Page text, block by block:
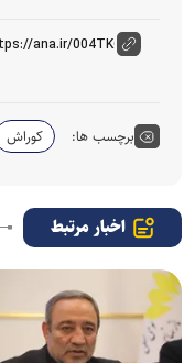
برچسب ها: کوراش
اخبار مرتبط